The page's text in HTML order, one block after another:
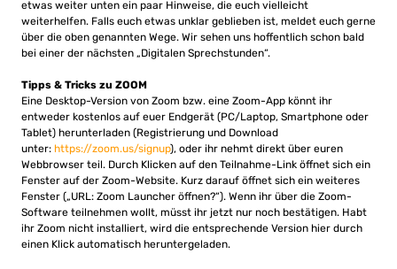
etwas weiter unten ein paar Hinweise, die euch vielleicht
weiterhelfen. Falls euch etwas unklar geblieben ist, meldet euch gerne
über die oben genannten Wege. Wir sehen uns hoffentlich schon bald
bei einer der nächsten „Digitalen Sprechstunden“.
Tipps & Tricks zu ZOOM
Eine Desktop-Version von Zoom bzw. eine Zoom-App könnt ihr
entweder kostenlos auf euer Endgerät (PC/Laptop, Smartphone oder
Tablet) herunterladen (Registrierung und Download
unter: https://zoom.us/signup), oder ihr nehmt direkt über euren
Webbrowser teil. Durch Klicken auf den Teilnahme-Link öffnet sich ein
Fenster auf der Zoom-Website. Kurz darauf öffnet sich ein weiteres
Fenster („URL: Zoom Launcher öffnen?“). Wenn ihr über die Zoom-
Software teilnehmen wollt, müsst ihr jetzt nur noch bestätigen. Habt
ihr Zoom nicht installiert, wird die entsprechende Version hier durch
einen Klick automatisch heruntergeladen.